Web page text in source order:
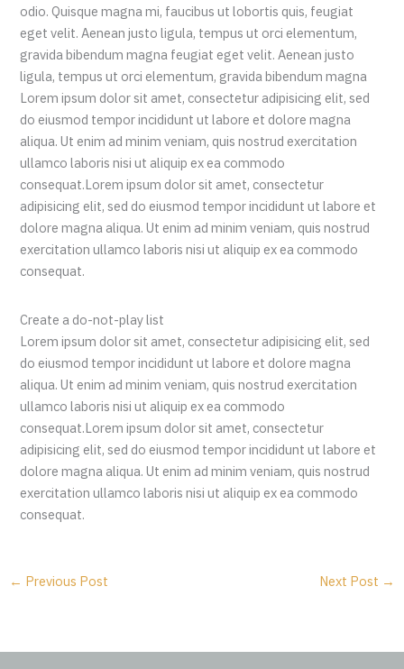
odio. Quisque magna mi, faucibus ut lobortis quis, feugiat
eget velit. Aenean justo ligula, tempus ut orci elementum,
gravida bibendum magna feugiat eget velit. Aenean justo
ligula, tempus ut orci elementum, gravida bibendum magna
Lorem ipsum dolor sit amet, consectetur adipisicing elit, sed
do eiusmod tempor incididunt ut labore et dolore magna
aliqua. Ut enim ad minim veniam, quis nostrud exercitation
ullamco laboris nisi ut aliquip ex ea commodo
consequat.Lorem ipsum dolor sit amet, consectetur
adipisicing elit, sed do eiusmod tempor incididunt ut labore et
dolore magna aliqua. Ut enim ad minim veniam, quis nostrud
exercitation ullamco laboris nisi ut aliquip ex ea commodo
consequat.
Create a do-not-play list
Lorem ipsum dolor sit amet, consectetur adipisicing elit, sed
do eiusmod tempor incididunt ut labore et dolore magna
aliqua. Ut enim ad minim veniam, quis nostrud exercitation
ullamco laboris nisi ut aliquip ex ea commodo
consequat.Lorem ipsum dolor sit amet, consectetur
adipisicing elit, sed do eiusmod tempor incididunt ut labore et
dolore magna aliqua. Ut enim ad minim veniam, quis nostrud
exercitation ullamco laboris nisi ut aliquip ex ea commodo
consequat.
← Previous Post Next Post →